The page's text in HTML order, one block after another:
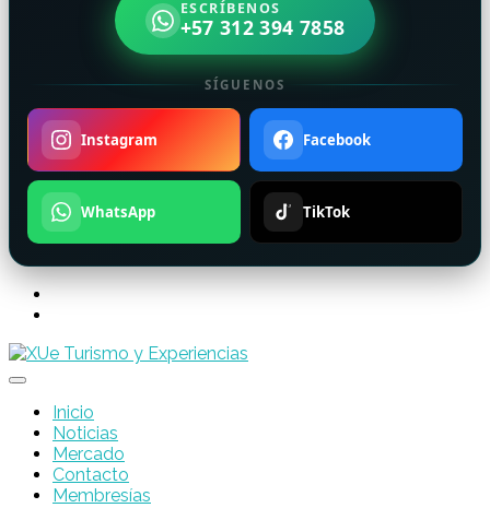
ESCRÍBENOS
+57 312 394 7858
SÍGUENOS
Instagram Facebook
WhatsApp TikTok
Inicio
Noticias
Mercado
Contacto
Membresías